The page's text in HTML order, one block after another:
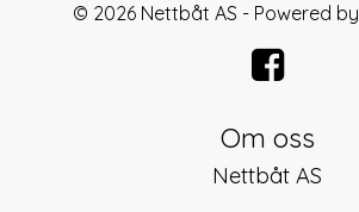
© 2026 Nettbåt AS - Powered by
Om oss
Nettbåt AS